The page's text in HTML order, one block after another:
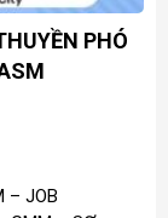
PHÓ
– JOB